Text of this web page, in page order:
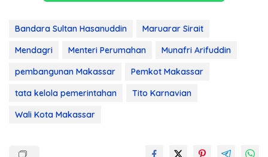
Bandara Sultan Hasanuddin
Maruarar Sirait
Mendagri
Menteri Perumahan
Munafri Arifuddin
pembangunan Makassar
Pemkot Makassar
tata kelola pemerintahan
Tito Karnavian
Wali Kota Makassar